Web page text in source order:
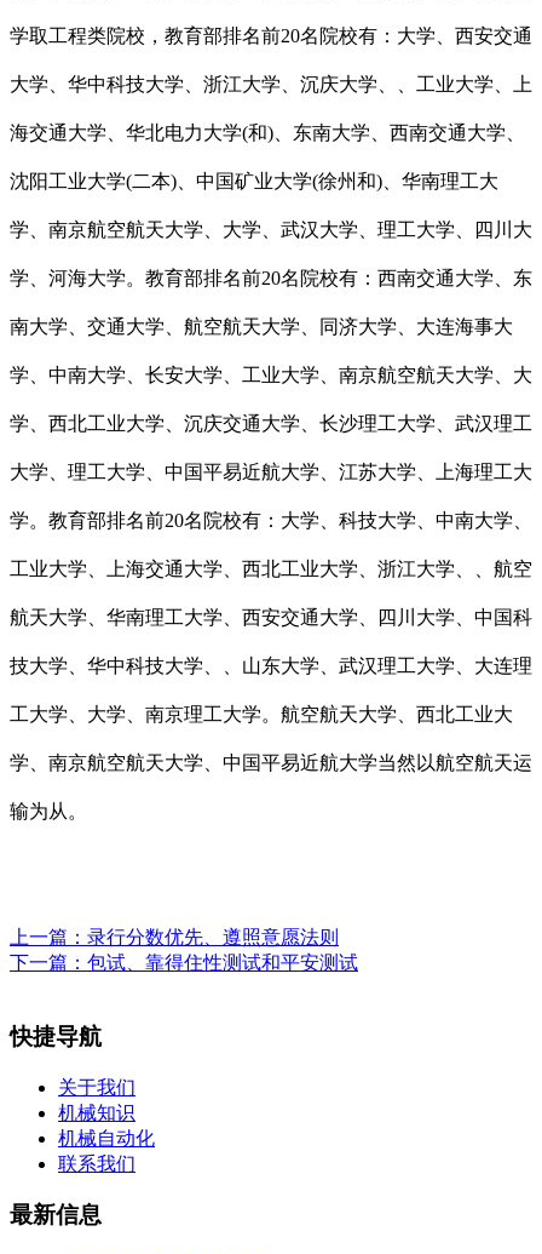
学取工程类院校，教育部排名前20名院校有：大学、西安交通
大学、华中科技大学、浙江大学、沉庆大学、、工业大学、上
海交通大学、华北电力大学(和)、东南大学、西南交通大学、
沈阳工业大学(二本)、中国矿业大学(徐州和)、华南理工大
学、南京航空航天大学、大学、武汉大学、理工大学、四川大
学、河海大学。教育部排名前20名院校有：西南交通大学、东
南大学、交通大学、航空航天大学、同济大学、大连海事大
学、中南大学、长安大学、工业大学、南京航空航天大学、大
学、西北工业大学、沉庆交通大学、长沙理工大学、武汉理工
大学、理工大学、中国平易近航大学、江苏大学、上海理工大
学。教育部排名前20名院校有：大学、科技大学、中南大学、
工业大学、上海交通大学、西北工业大学、浙江大学、、航空
航天大学、华南理工大学、西安交通大学、四川大学、中国科
技大学、华中科技大学、、山东大学、武汉理工大学、大连理
工大学、大学、南京理工大学。航空航天大学、西北工业大
学、南京航空航天大学、中国平易近航大学当然以航空航天运
输为从。
上一篇： 录行分数优先、遵照意愿法则
下一篇： 包试、靠得住性测试和平安测试
快捷导航
关于我们
机械知识
机械自动化
联系我们
最新信息